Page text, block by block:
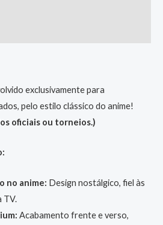
exclusivamente para
pelo estilo clássico do anime!
oficiais ou torneios.)
no anime: Design nostálgico, fiel às
TV.
Acabamento frente e verso,